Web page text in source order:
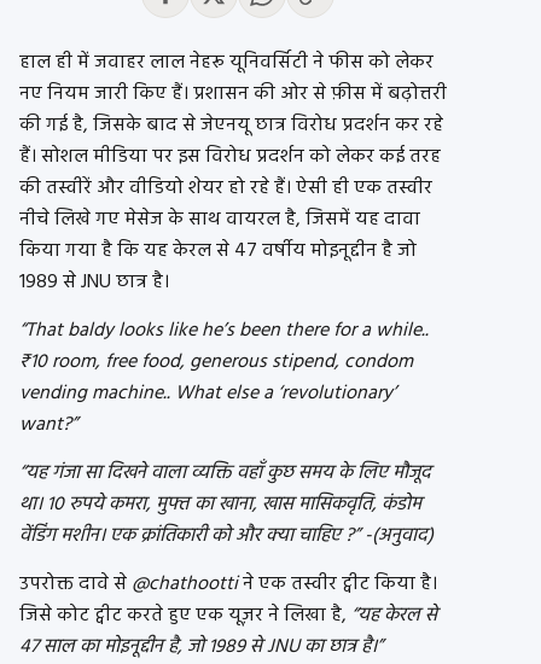
हाल ही में जवाहर लाल नेहरू यूनिवर्सिटी ने फीस को लेकर
नए नियम जारी किए हैं। प्रशासन की ओर से फ़ीस में बढ़ोत्तरी
की गई है, जिसके बाद से जेएनयू छात्र विरोध प्रदर्शन कर रहे
हैं। सोशल मीडिया पर इस विरोध प्रदर्शन को लेकर कई तरह
की तस्वीरें और वीडियो शेयर हो रहे हैं। ऐसी ही एक तस्वीर
नीचे लिखे गए मेसेज के साथ वायरल है, जिसमें यह दावा
किया गया है कि यह केरल से 47 वर्षीय मोइनूद्दीन है जो
1989 से JNU छात्र है।
“That baldy looks like he’s been there for a while..
₹10 room, free food, generous stipend, condom
vending machine.. What else a ‘revolutionary’
want?”
“यह गंजा सा दिखने वाला व्यक्ति वहाँ कुछ समय के लिए मौजूद
था। 10 रुपये कमरा, मुफ्त का खाना, खास मासिकवृति,कंडोम
वेंडिंग मशीन। एक क्रांतिकारी को और क्या चाहिए ?” -(अनुवाद)
उपरोक्त दावे से@chathoottiनेएक तस्वीरट्वीट किया है।
जिसे कोट ट्वीट करते हुए एक यूज़र ने लिखा है, “यह केरल से
47 साल का मोइनूद्दीन है, जो 1989 से JNU का छात्र है।”